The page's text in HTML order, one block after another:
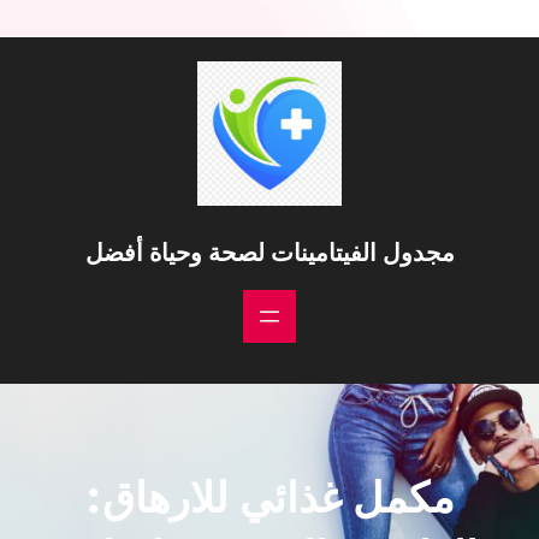
مجدول الفيتامينات لصحة وحياة أفضل
مكمل غذائي للارهاق: